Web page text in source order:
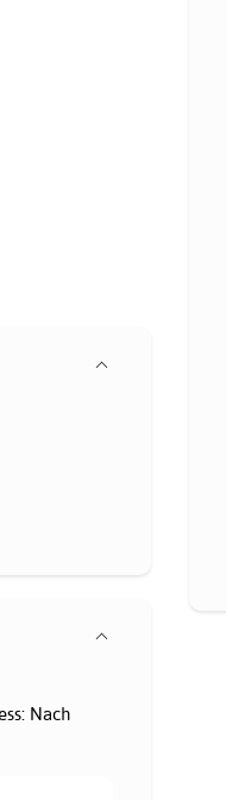
Nach